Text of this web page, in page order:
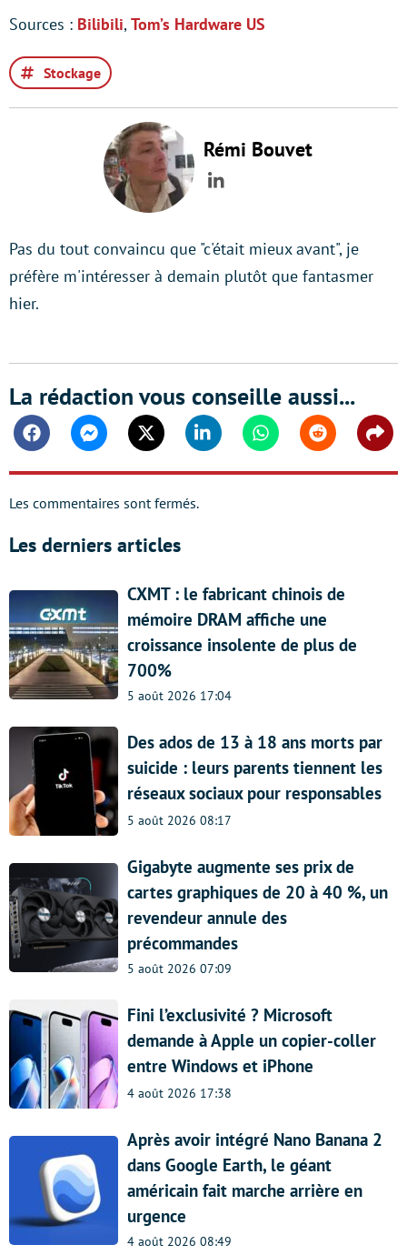
Sources : Bilibili,Tom’s Hardware US
Stockage
Rémi Bouvet
LinkedIn
Pas du tout convaincu que "c'était mieux avant", je
préfère m'intéresser à demain plutôt que fantasmer
hier.
La rédaction vous conseille aussi...
FacebookMessengerTwitter Linkedin WhatsappReddit
Les commentaires sont fermés.
Les derniers articles
CXMT : le fabricant chinois de
mémoire DRAM affiche une
croissance insolente de plus de
700%
5 août 2026 17:04
Des ados de 13 à 18 ans morts par
suicide : leurs parents tiennent les
réseaux sociaux pour responsables
5 août 2026 08:17
Gigabyte augmente ses prix de
cartes graphiques de 20 à 40 %, un
revendeur annule des
précommandes
5 août 2026 07:09
Fini l’exclusivité ? Microsoft
demande à Apple un copier-coller
entre Windows et iPhone
4 août 2026 17:38
Après avoir intégré Nano Banana 2
dans Google Earth, le géant
américain fait marche arrière en
urgence
4 août 2026 08:49